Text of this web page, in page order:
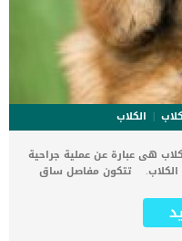
الكلاب
هى عبارة عن عملية جراحية
الكلاب. تتكون مفاصل ساق
وبدون ألم. اقرا ايضا: كسور
لا يتناسب رأس الفخذ الذي